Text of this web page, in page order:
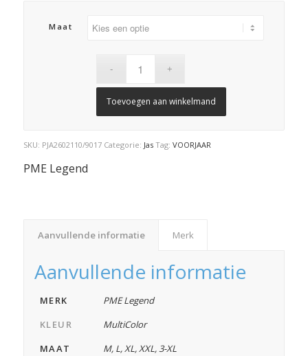
was:
is:
Maat
Toevoegen aan winkelmand
SKU: PJA2602110/9017 Categorie: Jas Tag: VOORJAAR
PME Legend
Aanvullende informatie Merk
Aanvullende informatie
MERK
PME Legend
KLEUR
MultiColor
MAAT
M, L,XL,XXL,3-XL